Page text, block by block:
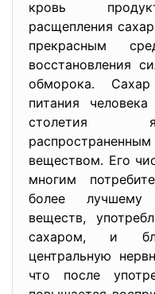
кровь
расщепления
прекрасным
восстановления
обморока.
питания
столетия
веществом. Его
многим
более лучшему
веществ,
сахаром, и
центральную
что после